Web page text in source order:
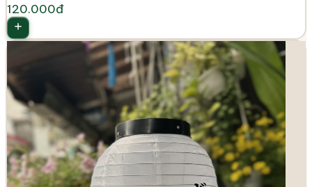
120.000đ